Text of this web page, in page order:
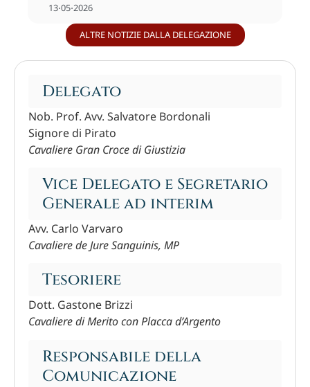
Delegato
Nob. Prof. Avv. Salvatore Bordonali
Signore di Pirato
Cavaliere Gran Croce di Giustizia
Vice Delegato e Segretario
Generale ad interim
Avv. Carlo Varvaro
Cavaliere de Jure Sanguinis, MP
Tesoriere
Dott. Gastone Brizzi
Cavaliere di Merito con Placca d’Argento
Responsabile della
Comunicazione
13⋅05⋅2026
ALTRE NOTIZIE DALLA DELEGAZIONE